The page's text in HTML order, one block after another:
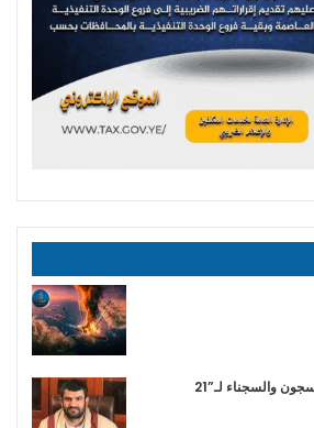
رئيس لجنة معالجة قضايا السجون والسجناء لـ”21